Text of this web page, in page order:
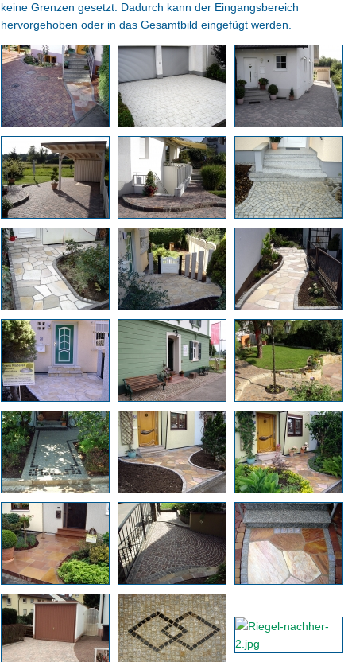
keine Grenzen gesetzt. Dadurch kann der Eingangsbereich
hervorgehoben oder in das Gesamtbild eingefügt werden.